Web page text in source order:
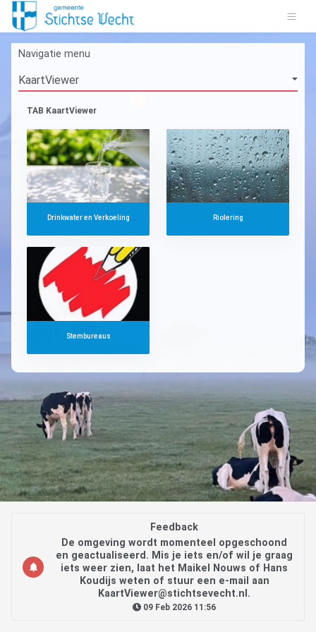
Navigatie menu
TAB KaartViewer
Drinkwater en Verkoeling Riolering
Stembureaus
Feedback
De omgeving wordt momenteel opgeschoond
en geactualiseerd. Mis je iets en/of wil je graag
iets weer zien, laat het Maikel Nouws of Hans
Koudijs weten of stuur een e-mail aan
KaartViewer@stichtsevecht.nl.
09 Feb 2026 11:56